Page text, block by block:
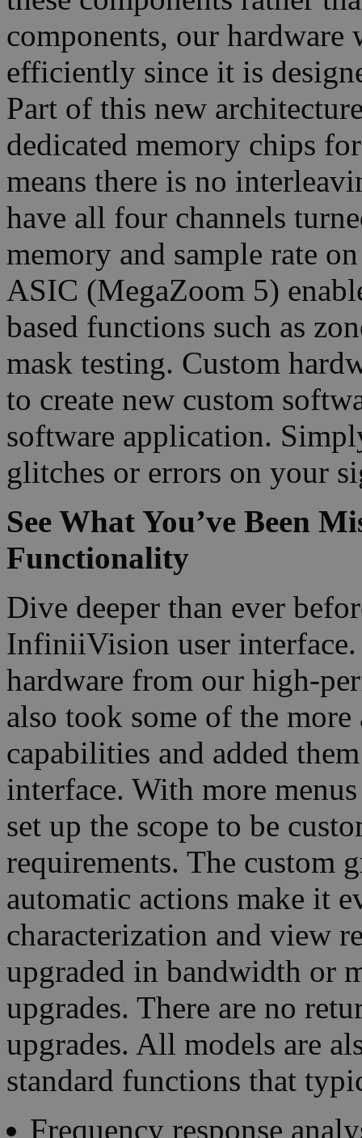
components, our hardware
efficiently since it is
Part of this new
dedicated memory chips
means there is no
have all four channels
memory and sample rate
ASIC (MegaZoom 5)
based functions such as
mask testing. Custom
to create new custom
software application.
glitches or errors on your
See What You’ve Been
Functionality
Dive deeper than ever
InfiniiVision user
hardware from our high-
also took some of the
capabilities and added
interface. With more
set up the scope to be
requirements. The custom
automatic actions make it
characterization and view
upgraded in bandwidth or
upgrades. There are no
upgrades. All models are
standard functions that
Frequency response